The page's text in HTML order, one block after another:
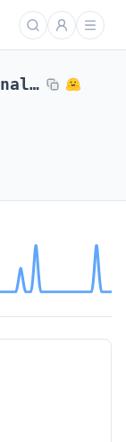
DCAgent2_terminal_bench_2_mlfoundations-dev_stackexchange-tezos-sandboxes-trace368dafe0